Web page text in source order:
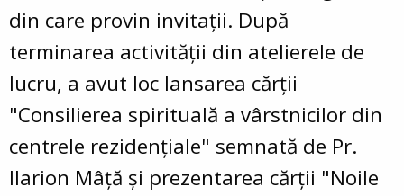
din care provin invitații. După
terminarea activității din atelierele de
lucru, a avut loc lansarea cărții
"Consilierea spirituală a vârstnicilor din
centrele rezidențiale" semnată de Pr.
Ilarion Mâță și prezentarea cărții "Noile